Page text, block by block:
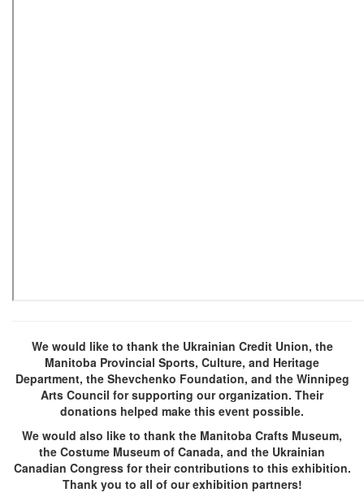
We would like to thank the Ukrainian Credit Union, the
Manitoba Provincial Sports, Culture, and Heritage
Department, the Shevchenko Foundation, and the Winnipeg
Arts Council for supporting our organization. Their
donations helped make this event possible.
We would also like to thank the Manitoba Crafts Museum,
the Costume Museum of Canada, and the Ukrainian
Canadian Congress for their contributions to this exhibition.
Thank you to all of our exhibition partners!